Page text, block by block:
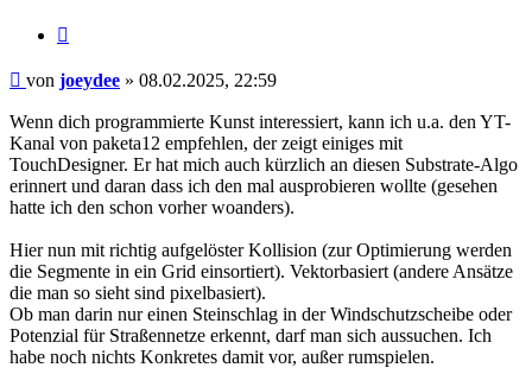
Beitrag
von joeydee » 08.02.2025, 22:59
Wenn dich programmierte Kunst interessiert, kann ich u.a. den YT-
Kanal von paketa12 empfehlen, der zeigt einiges mit
TouchDesigner. Er hat mich auch kürzlich an diesen Substrate-Algo
erinnert und daran dass ich den mal ausprobieren wollte (gesehen
hatte ich den schon vorher woanders).
Hier nun mit richtig aufgelöster Kollision (zur Optimierung werden
die Segmente in ein Grid einsortiert). Vektorbasiert (andere Ansätze
die man so sieht sind pixelbasiert).
Ob man darin nur einen Steinschlag in der Windschutzscheibe oder
Potenzial für Straßennetze erkennt, darf man sich aussuchen. Ich
habe noch nichts Konkretes damit vor, außer rumspielen.